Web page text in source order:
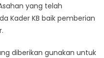
yang telah
Kader KB baik pemberian
diberikan gunakan untuk